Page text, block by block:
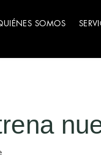
SOMOS